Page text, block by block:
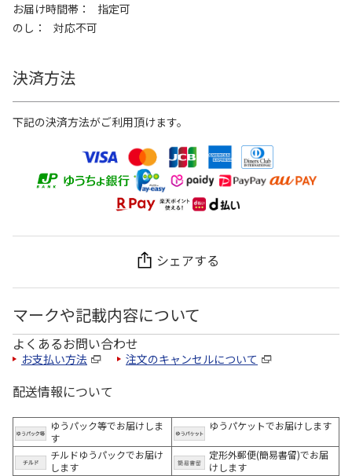
お届け時間帯
指定可
のし
対応不可
決済方法
下記の決済方法がご利用頂けます。
シェアする
マークや記載内容について
よくあるお問い合わせ
お支払い方法 注文のキャンセルについて
配送情報について
ゆうパック等でお届けしま
す
ゆうパケットでお届けします
チルドゆうパックでお届け
します
定形外郵便(簡易書留)でお届
けします